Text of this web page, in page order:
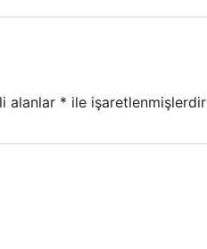
alanlar * ile işaretlenmişlerdir